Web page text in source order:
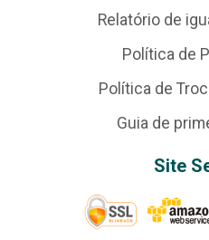
Relatório de
Política de
Política de
Guia de
Site